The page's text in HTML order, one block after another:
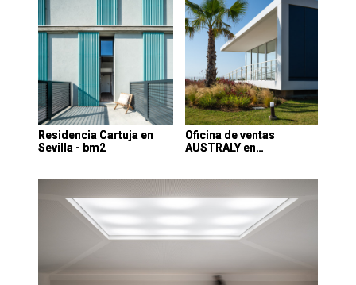
Residencia Cartuja en
Sevilla - bm2
Oficina de ventas
AUSTRALY en…